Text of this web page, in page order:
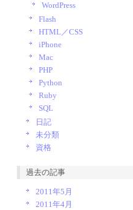
WordPress
Flash
HTML／CSS
iPhone
Mac
PHP
Python
Ruby
SQL
日記
未分類
資格
過去の記事
2011年5月
2011年4月